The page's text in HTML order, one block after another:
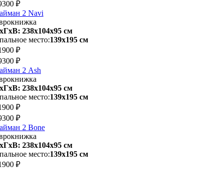
₽
2 Navi
238х104x95 см
место:139х195 см
₽
₽
2 Ash
238х104x95 см
место:139х195 см
₽
₽
2 Bone
238х104x95 см
место:139х195 см
₽